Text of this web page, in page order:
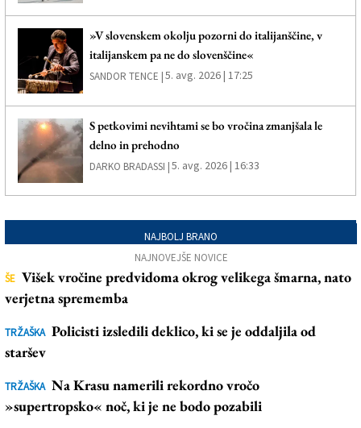
»V slovenskem okolju pozorni do italijanščine, v
italijanskem pa ne do slovenščine«
SANDOR TENCE |5. avg. 2026 | 17:25
S petkovimi nevihtami se bo vročina zmanjšala le
delno in prehodno
DARKO BRADASSI |5. avg. 2026 | 16:33
NAJBOLJ BRANO
NAJNOVEJŠE NOVICE
ŠE Višek vročine predvidoma okrog velikega šmarna, nato
verjetna sprememba
TRŽAŠKA Policisti izsledili deklico, ki se je oddaljila od
staršev
TRŽAŠKA Na Krasu namerili rekordno vročo
»supertropsko« noč, ki je ne bodo pozabili